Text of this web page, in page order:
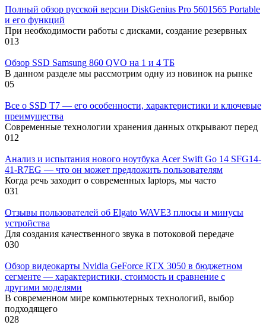
Полный обзор русской версии DiskGenius Pro 5601565 Portable
и его функций
При необходимости работы с дисками, создание резервных
013
Обзор SSD Samsung 860 QVO на 1 и 4 ТБ
В данном разделе мы рассмотрим одну из новинок на рынке
05
Все о SSD T7 — его особенности, характеристики и ключевые
преимущества
Современные технологии хранения данных открывают перед
012
Анализ и испытания нового ноутбука Acer Swift Go 14 SFG14-
41-R7EG — что он может предложить пользователям
Когда речь заходит о современных laptops, мы часто
031
Отзывы пользователей об Elgato WAVE3 плюсы и минусы
устройства
Для создания качественного звука в потоковой передаче
030
Обзор видеокарты Nvidia GeForce RTX 3050 в бюджетном
сегменте — характеристики, стоимость и сравнение с
другими моделями
В современном мире компьютерных технологий, выбор
подходящего
028